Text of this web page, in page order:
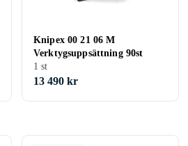
Knipex 00 21 06 M
Verktygsuppsättning 90st
1 st
13 490 kr